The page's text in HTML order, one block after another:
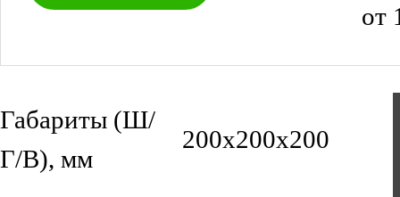
от
Габариты (Ш/
Г/В), мм
200х200х200